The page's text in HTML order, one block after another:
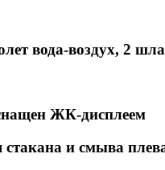
вода-воздух, 2
ЖК-дисплеем
и смыва